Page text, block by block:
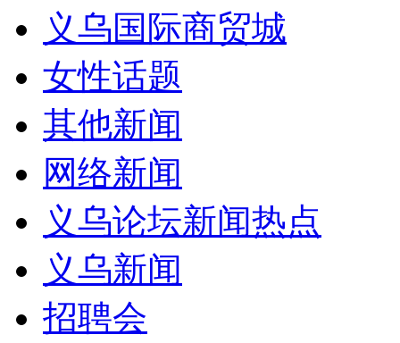
义乌国际商贸城
女性话题
其他新闻
网络新闻
义乌论坛新闻热点
义乌新闻
招聘会